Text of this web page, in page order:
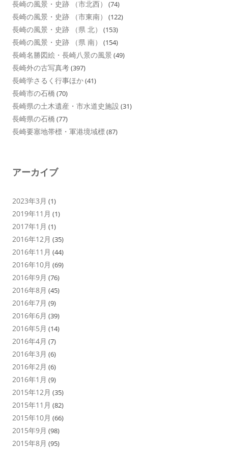
長崎の風景・史跡 （市北西） (74)
長崎の風景・史跡 （市東南） (122)
長崎の風景・史跡 （県 北） (153)
長崎の風景・史跡 （県 南） (154)
長崎名勝図絵・長崎八景の風景 (49)
長崎外の古写真考(397)
長崎学さるく行事ほか(41)
長崎市の石橋 (70)
長崎県の土木遺産・市水道史施設 (31)
長崎県の石橋 (77)
長崎要塞地帯標・軍港境域標(87)
アーカイブ
2023年3月 (1)
2019年11月 (1)
2017年1月 (1)
2016年12月 (35)
2016年11月 (44)
2016年10月 (69)
2016年9月 (76)
2016年8月 (45)
2016年7月 (9)
2016年6月 (39)
2016年5月 (14)
2016年4月 (7)
2016年3月 (6)
2016年2月 (6)
2016年1月 (9)
2015年12月 (35)
2015年11月 (82)
2015年10月 (66)
2015年9月 (98)
2015年8月 (95)